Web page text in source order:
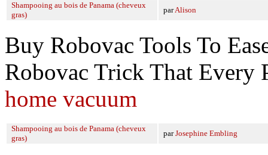
Shampooing au bois de Panama (cheveux
gras)
parAlison
Buy Robovac Tools To
Robovac Trick That Every
home vacuum
Shampooing au bois de Panama (cheveux
gras)
parJosephine Embling